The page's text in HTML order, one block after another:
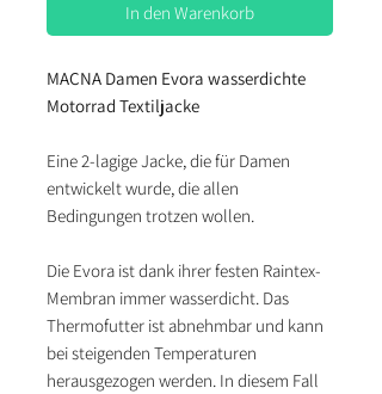
In den Warenkorb
MACNA Damen Evora wasserdichte
Motorrad Textiljacke
Eine 2-lagige Jacke, die für Damen
entwickelt wurde, die allen
Bedingungen trotzen wollen.
Die Evora ist dank ihrer festen Raintex-
Membran immer wasserdicht. Das
Thermofutter ist abnehmbar und kann
bei steigenden Temperaturen
herausgezogen werden. In diesem Fall